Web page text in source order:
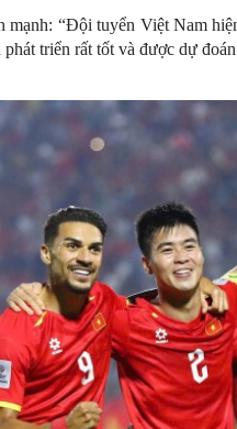
mạnh: “Đội tuyển Việt Nam
triển rất tốt và được dự